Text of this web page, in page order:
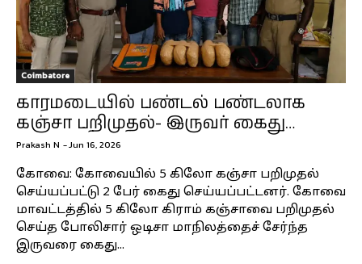
Coimbatore
காரமடையில் பண்டல் பண்டலாக
கஞ்சா பறிமுதல்- இருவர் கைது…
Prakash N -Jun 16, 2026
கோவை: கோவையில் 5 கிலோ கஞ்சா பறிமுதல்
செய்யப்பட்டு 2 பேர் கைது செய்யப்பட்டனர். கோவை
மாவட்டத்தில் 5 கிலோ கிராம் கஞ்சாவை பறிமுதல்
செய்த போலிசார் ஒடிசா மாநிலத்தைச் சேர்ந்த
இருவரை கைது...